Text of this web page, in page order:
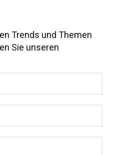
Trends und Themen
Sie unseren